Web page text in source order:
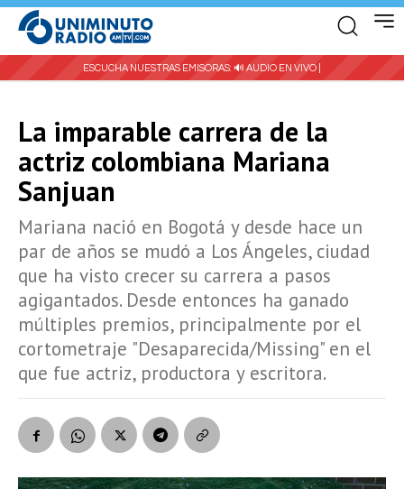
ESCUCHA NUESTRAS EMISORAS: 🔊 AUDIO EN VIVO |
La imparable carrera de la
actriz colombiana Mariana
Sanjuan
Mariana nació en Bogotá y desde hace un
par de años se mudó a Los Ángeles, ciudad
que ha visto crecer su carrera a pasos
agigantados. Desde entonces ha ganado
múltiples premios, principalmente por el
cortometraje "Desaparecida/Missing" en el
que fue actriz, productora y escritora.